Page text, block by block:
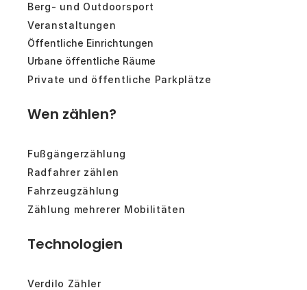
Berg- und Outdoorsport
Veranstaltungen
Öffentliche Einrichtungen
Urbane öffentliche Räume
Private und öffentliche Parkplätze
Wen zählen?
Fußgängerzählung
Radfahrer zählen
Fahrzeugzählung
Zählung mehrerer Mobilitäten
Technologien
Verdilo Zähler